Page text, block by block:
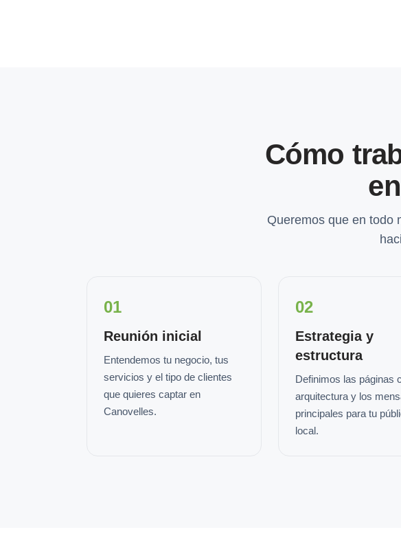
Cómo
Queremos que en todo
01
Reunión inicial
Entendemos tu negocio, tus
servicios y el tipo de clientes
que quieres captar en
Canovelles.
02
Estrategia y
estructura
Definimos las páginas
arquitectura y los
principales para tu
local.